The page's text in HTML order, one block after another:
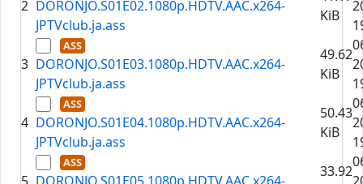
2 DORONJO.S01E02.1080p.HDTV.AAC.x264-
JPTVclub.ja.ass
KiB
3 DORONJO.S01E03.1080p.HDTV.AAC.x264-
JPTVclub.ja.ass
49.62
KiB
4 DORONJO.S01E04.1080p.HDTV.AAC.x264-
JPTVclub.ja.ass
50.43
KiB
33.92